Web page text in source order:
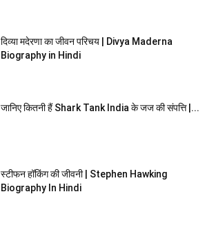
दिव्या मदेरणा का जीवन परिचय | Divya Maderna
Biography in Hindi
जानिए कितनी हैं Shark Tank India के जज की संपत्ति |...
स्टीफन हॉकिंग की जीवनी | Stephen Hawking
Biography In Hindi